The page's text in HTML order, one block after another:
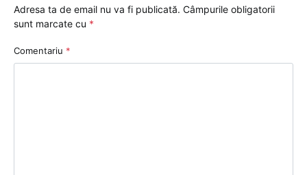
Adresa ta de email nu va fi publicată. Câmpurile obligatorii
sunt marcate cu *
Comentariu *